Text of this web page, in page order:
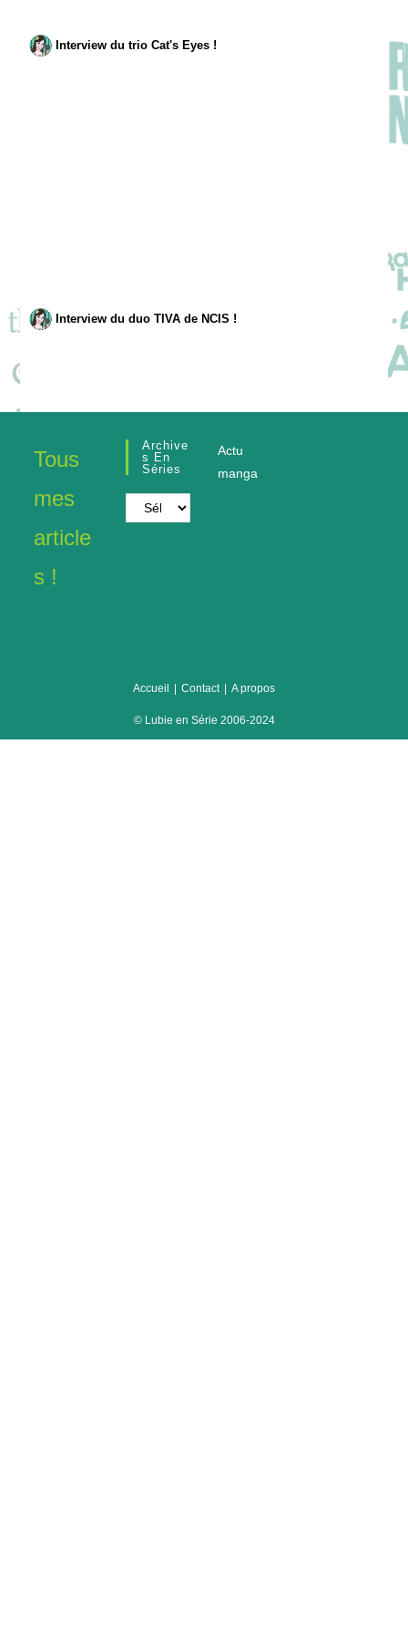
Interview du trio Cat's Eyes !
Interview du duo TIVA de NCIS !
Tous
mes
article
s !
Archive
S En
Séries
Archives
en
Actu
manga
Accueil Contact A propos
© Lubie en Série 2006-2024